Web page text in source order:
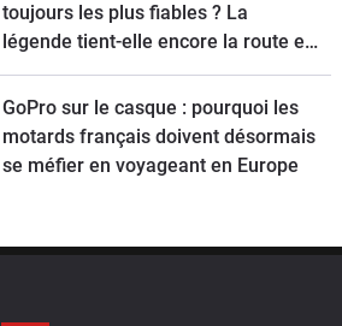
toujours les plus fiables ? La
légende tient-elle encore la route en
2026 ?
GoPro sur le casque : pourquoi les
motards français doivent désormais
se méfier en voyageant en Europe